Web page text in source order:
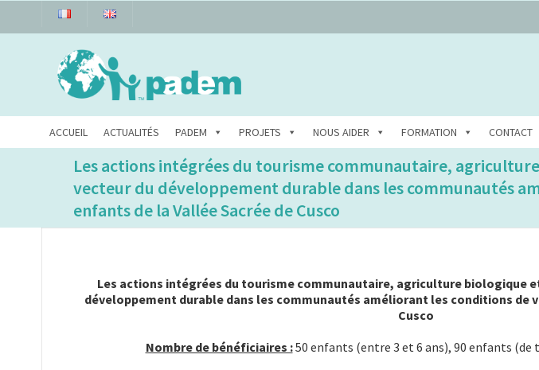
ACCUEIL ACTUALITÉS PADEM PROJETS NOUS AIDER FORMATION CONTACT
Les actions intégrées du tourisme communautaire,
vecteur du développement durable dans les communautés
enfants de la Vallée Sacrée de Cusco
Les actions intégrées du tourisme communautaire, agriculture biologique
développement durable dans les communautés améliorant les conditions de
Cusco
Nombre de bénéficiaires :50 enfants (entre 3 et 6 ans), 90 enfants (de